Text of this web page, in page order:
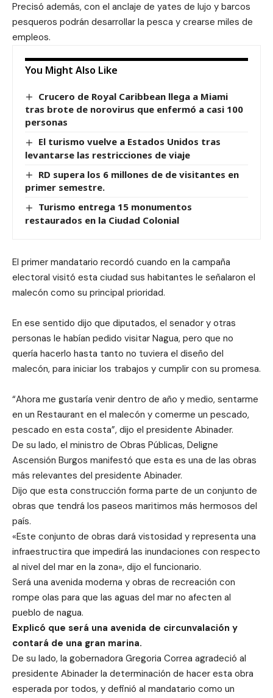
Precisó además, con el anclaje de yates de lujo y barcos
pesqueros podrán desarrollar la pesca y crearse miles de
empleos.
You Might Also Like
Crucero de Royal Caribbean llega a Miami
tras brote de norovirus que enfermó a casi 100
personas
El turismo vuelve a Estados Unidos tras
levantarse las restricciones de viaje
RD supera los 6 millones de de visitantes en
primer semestre.
Turismo entrega 15 monumentos
restaurados en la Ciudad Colonial
El primer mandatario recordó cuando en la campaña
electoral visitó esta ciudad sus habitantes le señalaron el
malecón como su principal prioridad.
En ese sentido dijo que diputados, el senador y otras
personas le habían pedido visitar Nagua, pero que no
quería hacerlo hasta tanto no tuviera el diseño del
malecón, para iniciar los trabajos y cumplir con su promesa.
“Ahora me gustaría venir dentro de año y medio, sentarme
en un Restaurant en el malecón y comerme un pescado,
pescado en esta costa”, dijo el presidente Abinader.
De su lado, el ministro de Obras Públicas, Deligne
Ascensión Burgos manifestó que esta es una de las obras
más relevantes del presidente Abinader.
Dijo que esta construcción forma parte de un conjunto de
obras que tendrá los paseos maritimos más hermosos del
país.
«Este conjunto de obras dará vistosidad y representa una
infraestructira que impedirá las inundaciones con respecto
al nivel del mar en la zona», dijo el funcionario.
Será una avenida moderna y obras de recreación con
rompe olas para que las aguas del mar no afecten al
pueblo de nagua.
Explicó que será una avenida de circunvalación y
contará de una gran marina.
De su lado, la gobernadora Gregoria Correa agradeció al
presidente Abinader la determinación de hacer esta obra
esperada por todos, y definió al mandatario como un